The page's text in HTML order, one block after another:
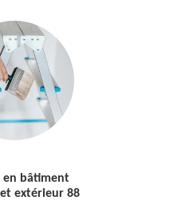
en bâtiment
extérieur 88